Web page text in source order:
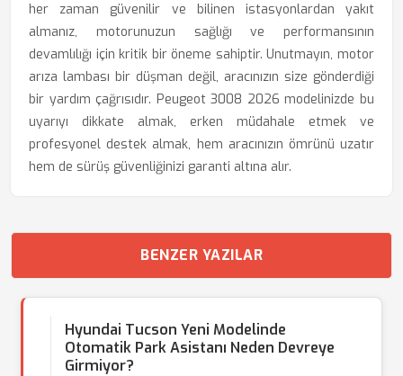
her zaman güvenilir ve bilinen istasyonlardan yakıt
almanız, motorunuzun sağlığı ve performansının
devamlılığı için kritik bir öneme sahiptir. Unutmayın, motor
arıza lambası bir düşman değil, aracınızın size gönderdiği
bir yardım çağrısıdır. Peugeot 3008 2026 modelinizde bu
uyarıyı dikkate almak, erken müdahale etmek ve
profesyonel destek almak, hem aracınızın ömrünü uzatır
hem de sürüş güvenliğinizi garanti altına alır.
BENZER YAZILAR
Hyundai Tucson Yeni Modelinde
Otomatik Park Asistanı Neden Devreye
Girmiyor?